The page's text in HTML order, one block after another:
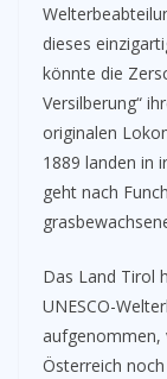
dieses
könnte die
Versilberung“
originalen
1889 landen in
geht nach
Das Land Tirol
UNESCO-
aufgenommen,
Österreich